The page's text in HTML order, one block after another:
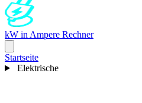
kW in Ampere Rechner
Startseite
Elektrische